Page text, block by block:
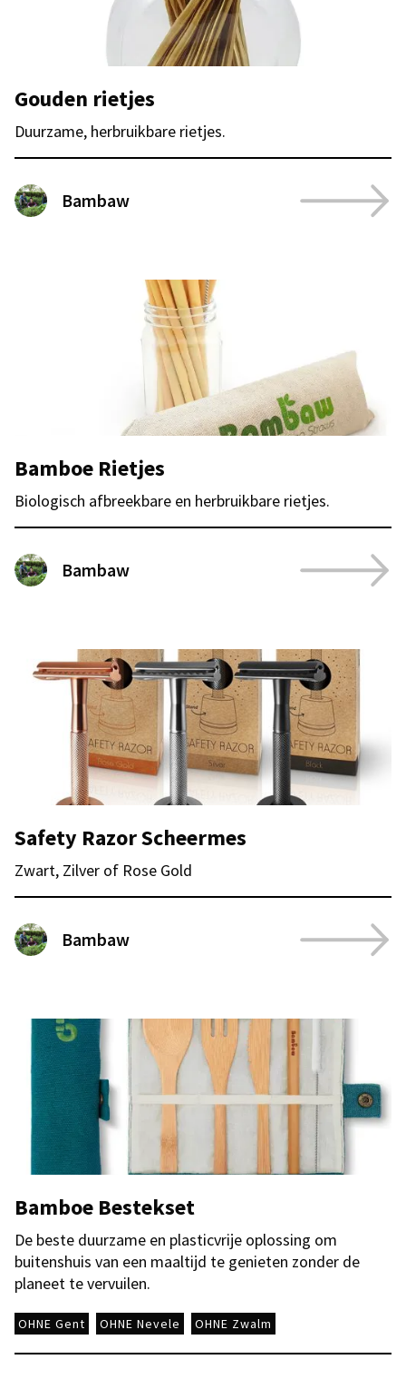
Gouden rietjes
Duurzame, herbruikbare rietjes.
Bambaw
Bamboe Rietjes
Biologisch afbreekbare en herbruikbare rietjes.
Bambaw
Safety Razor Scheermes
Zwart, Zilver of Rose Gold
Bambaw
Bamboe Bestekset
De beste duurzame en plasticvrije oplossing om
buitenshuis van een maaltijd te genieten zonder de
planeet te vervuilen.
OHNE Gent OHNE Nevele OHNE Zwalm